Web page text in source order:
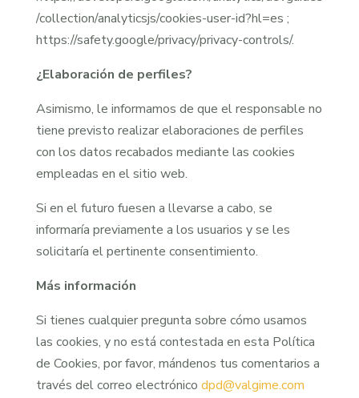
/collection/analyticsjs/cookies-user-id?hl=es ;
https://safety.google/privacy/privacy-controls/.
¿Elaboración de perfiles?
Asimismo, le informamos de que el responsable no
tiene previsto realizar elaboraciones de perfiles
con los datos recabados mediante las cookies
empleadas en el sitio web.
Si en el futuro fuesen a llevarse a cabo, se
informaría previamente a los usuarios y se les
solicitaría el pertinente consentimiento.
Más información
Si tienes cualquier pregunta sobre cómo usamos
las cookies, y no está contestada en esta Política
de Cookies, por favor, mándenos tus comentarios a
través del correo electrónico dpd@valgime.com